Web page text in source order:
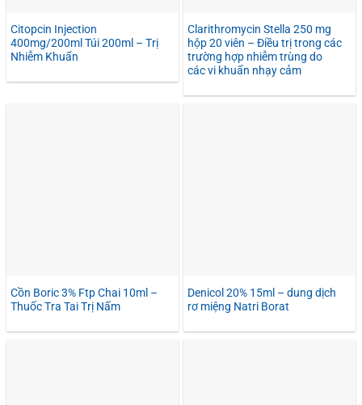
Citopcin Injection
400mg/200ml Túi 200ml – Trị
Nhiễm Khuẩn
Clarithromycin Stella 250 mg
hộp 20 viên – Điều trị trong các
trường hợp nhiễm trùng do
các vi khuẩn nhạy cảm
Cồn Boric 3% Ftp Chai 10ml –
Thuốc Tra Tai Trị Nấm
Denicol 20% 15ml – dung dịch
rơ miệng Natri Borat